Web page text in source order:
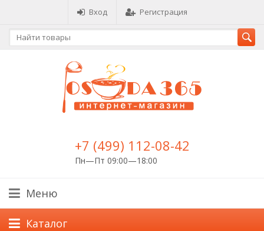
Вход Регистрация
+7 (499) 112-08-42
Пн—Пт 09:00—18:00
Меню
Каталог